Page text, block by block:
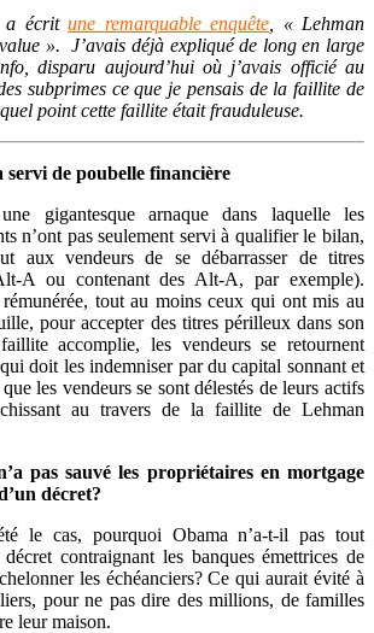
a écrit une remarquable enquête , « Lehman
». J’avais déjà expliqué de long en large
disparu aujourd’hui où j’avais officié au
subprimes ce que je pensais de la faillite de
point cette faillite était frauduleuse.
de poubelle financière
gigantesque arnaque dans laquelle les
n’ont pas seulement servi à qualifier le bilan,
aux vendeurs de se débarrasser de titres
A ou contenant des Alt-A, par exemple).
tout au moins ceux qui ont mis au
pour accepter des titres périlleux dans son
accomplie, les vendeurs se retournent
doit les indemniser par du capital sonnant et
les vendeurs se sont délestés de leurs actifs
au travers de la faillite de Lehman
pas sauvé les propriétaires en mortgage
décret?
le cas, pourquoi Obama n’a-t-il pas tout
contraignant les banques émettrices de
les échéanciers? Ce qui aurait évité à
pour ne pas dire des millions, de familles
leur maison.